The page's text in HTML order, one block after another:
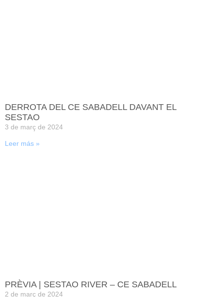
DERROTA DEL CE SABADELL DAVANT EL
SESTAO
3 de març de 2024
Leer más »
PRÈVIA | SESTAO RIVER – CE SABADELL
2 de març de 2024